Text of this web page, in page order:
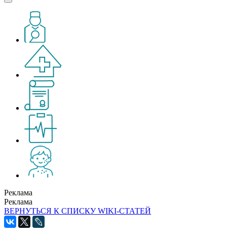
Реклама
Реклама
ВЕРНУТЬСЯ К СПИСКУ WIKI-СТАТЕЙ